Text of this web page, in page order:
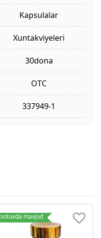
kapsulalar
xuntakviyeleri
30dona
OTC
337949-1
sotuvda mavjud